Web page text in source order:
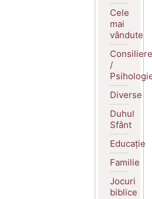
Cele
mai
vândute
Consiliere
/
Diverse
Duhul
Sfânt
Educație
Familie
Jocuri
biblice